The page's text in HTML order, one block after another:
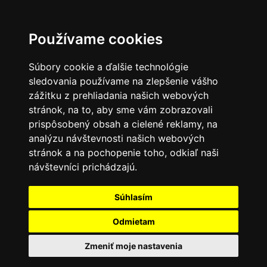
Používame cookies
Súbory cookie a ďalšie technológie
sledovania používame na zlepšenie vášho
zážitku z prehliadania našich webových
stránok, na to, aby sme vám zobrazovali
prispôsobený obsah a cielené reklamy, na
analýzu návštevnosti našich webových
stránok a na pochopenie toho, odkiaľ naši
návštevníci prichádzajú.
Súhlasím
Odmietam
Zmeniť moje nastavenia